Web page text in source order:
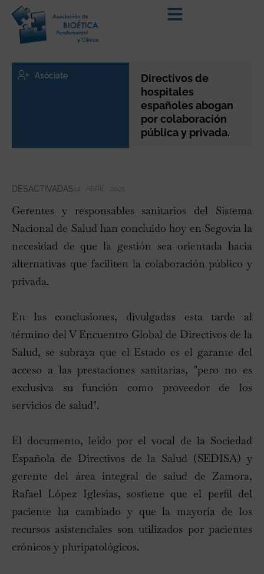
Directivos de
hospitales
españoles abogan
por colaboración
pública y privada.
Asóciate
DESACTIVADAS14 · ABRIL · 2025
Gerentes y responsables sanitarios del Sistema
Nacional de Salud han concluido hoy en Segovia la
necesidad de que la gestión sea orientada hacia
alternativas que faciliten la colaboración público y
privada.
En las conclusiones, divulgadas esta tarde al
término del V Encuentro Global de Directivos de la
Salud, se subraya que el Estado es el garante del
acceso a las prestaciones sanitarias, "pero no es
exclusiva su función como proveedor de los
servicios de salud".
El documento, leído por el vocal de la Sociedad
Española de Directivos de la Salud (SEDISA) y
gerente del área integral de salud de Zamora,
Rafael López Iglesias, sostiene que el perfil del
paciente ha cambiado y que la mayoría de los
recursos asistenciales son utilizados por pacientes
crónicos y pluripatológicos.